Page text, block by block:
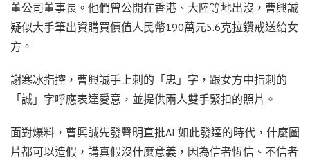
董公司董事長。他們曾公開在香港、大陸等地出沒，曹興誠
疑似大手筆出資購買價值人民幣190萬元5.6克拉鑽戒送給女
方。
謝寒冰指控，曹興誠手上刺的「忠」字，跟女方中指刺的
「誠」字呼應表達愛意，並提供兩人雙手緊扣的照片。
面對爆料，曹興誠先發聲明直批AI 如此發達的時代，什麼圖
片都可以造假，講真假沒什麼意義，因為信者恆信、不信者